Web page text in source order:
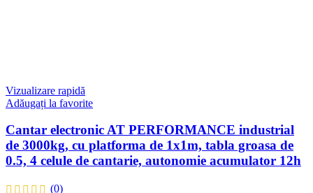
Vizualizare rapidă
Adăugați la favorite
Cantar electronic AT PERFORMANCE industrial
de 3000kg, cu platforma de 1x1m, tabla groasa de
0.5, 4 celule de cantarie, autonomie acumulator 12h
(0)